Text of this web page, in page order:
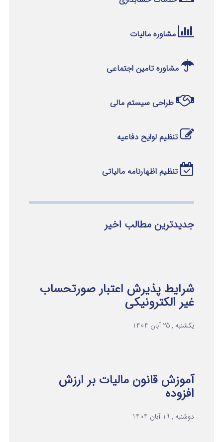
مشاوره مالیات
مشاوره تامین اجتماعی
طراحی سیستم مالی
تنظیم لوایح دفاعیه
تنظیم اظهارنامه مالیاتی
جدیدترین مطالب اخیر
شرایط پذیرش اعتبار صورتحساب
غیر الکترونیکی
یکشنبه , 25 آبان 1404
آموزش قانون مالیات بر ارزش
افزوده
دوشنبه , 19 آبان 1404